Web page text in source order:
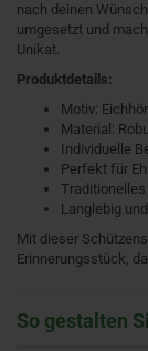
nach deinen
umgesetzt und
Unikat.
Produktdetails:
Motiv:
Material:
Individuelle
Perfekt für
Langlebig
Mit dieser
Erinnerungsstück,
So gestalten